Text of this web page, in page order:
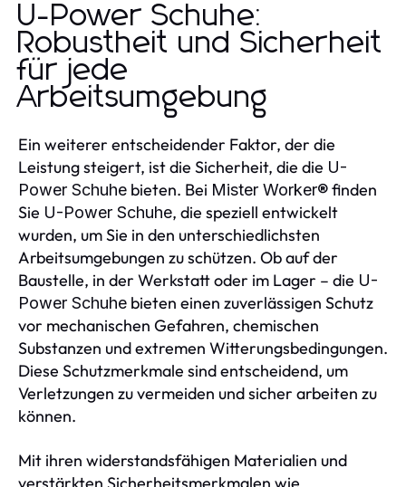
U-Power Schuhe:
Robustheit und Sicherheit
für jede
Arbeitsumgebung
Ein weiterer entscheidender Faktor, der die
Leistung steigert, ist die Sicherheit, die die U-
Power Schuhe bieten. Bei Mister Worker®finden
Sie U-Power Schuhe, die speziell entwickelt
wurden, um Sie in den unterschiedlichsten
Arbeitsumgebungen zu schützen. Ob auf der
Baustelle, in der Werkstatt oder im Lager – die U-
Power Schuhe bieten einen zuverlässigen Schutz
vor mechanischen Gefahren, chemischen
Substanzen und extremen Witterungsbedingungen.
Diese Schutzmerkmale sind entscheidend, um
Verletzungen zu vermeiden und sicher arbeiten zu
können.
Mit ihren widerstandsfähigen Materialien und